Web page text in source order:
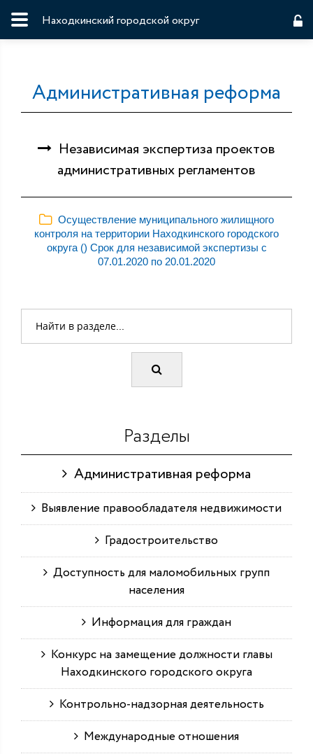
Находкинский городской округ
Административная реформа
Независимая экспертиза проектов
административных регламентов
Осуществление муниципального жилищного
контроля на территории Находкинского городского
округа () Срок для независимой экспертизы с
07.01.2020 по 20.01.2020
Разделы
Административная реформа
Выявление правообладателя недвижимости
Градостроительство
Доступность для маломобильных групп
населения
Информация для граждан
Конкурс на замещение должности главы
Находкинского городского округа
Контрольно-надзорная деятельность
Международные отношения